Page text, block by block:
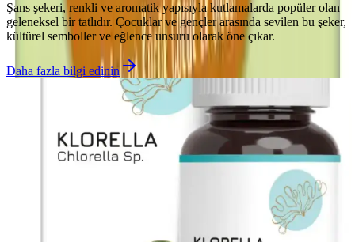
Şans şekeri, renkli ve aromatik yapısıyla kutlamalarda popüler olan
geleneksel bir tatlıdır. Çocuklar ve gençler arasında sevilen bu şeker,
kültürel semboller ve eğlence unsuru olarak öne çıkar.
Daha fazla bilgi edinin